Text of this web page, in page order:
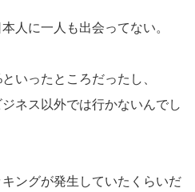
人に一人も出会ってない。
いったところだったし、
ネス以外では行かないんでし
ングが発生していたくらいだ